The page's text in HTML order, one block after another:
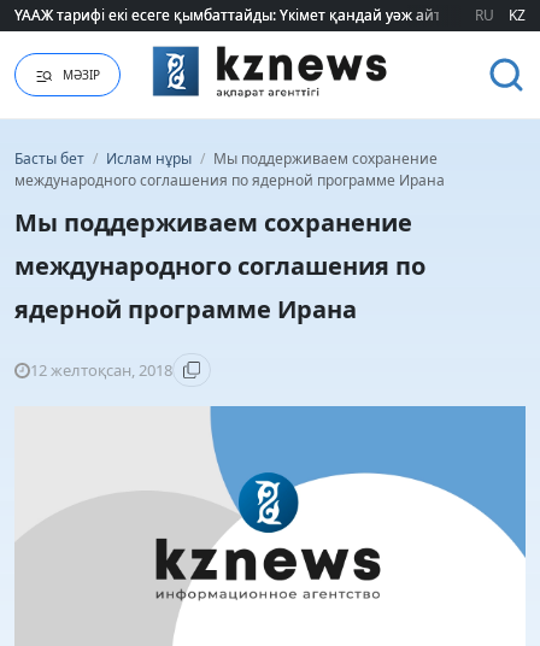
ҮААЖ тарифі екі есеге қымбаттайды: Үкімет қандай уәж айтады?
ҮААЖ тарифі екі есеге қымбаттайды: Үкімет қандай уәж айтады? RU KZ
МӘЗІР
Басты бет / Ислам нұры / Мы поддерживаем сохранение
международного соглашения по ядерной программе Ирана
Мы поддерживаем сохранение
международного соглашения по
ядерной программе Ирана
12 желтоқсан, 2018